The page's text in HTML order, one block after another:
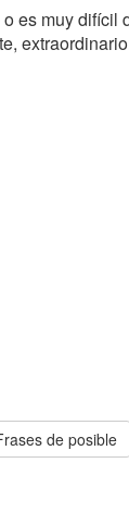
es muy difícil
de posible